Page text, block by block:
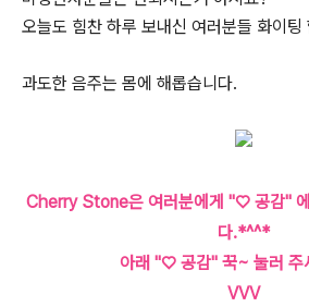
오늘도 힘찬 하루 보내신 여러분들 화이팅
과도한 음주는 몸에 해롭습니다.
Cherry Stone은 여러분에게 "♡ 공감" 에
다.*^^*
아래 "♡ 공감" 꾹~ 눌러 주
VVV